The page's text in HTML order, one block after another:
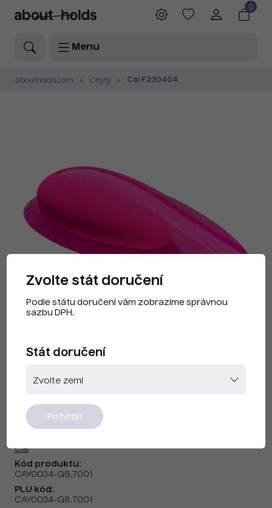
Menu
0
.aboutholds.com Chyty Cai F230404
Cai F230404 Silver Grey
Cai
Kód produktu:
CAY0034-G8.7001
PLU kód:
CAY0034-G8.7001
Zvolte stát doručení
Podle státu doručení vám zobrazíme správnou
sazbu DPH.
Stát doručení
Potvrdit